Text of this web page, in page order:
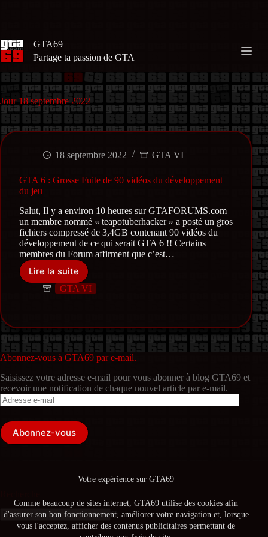
Votre expérience sur GTA69
Comme beaucoup de sites internet, GTA69 utilise des cookies afin
d'assurer son bon fonctionnement, améliorer votre navigation et, lorsque
vous l'acceptez, afficher des contenus publicitaires permettant de
GTA69
Partage ta passion de GTA
Jour18 septembre 2022
18 septembre 2022 GTA VI
GTA 6 : Grosse Fuite de 90 vidéos du développement
du jeu
Salut, Il y a environ 10 heures sur GTAFORUMS.com
un membre nommé « teapotuberhacker » a posté un gros
fichiers compressé de 3,4GB contenant 90 vidéos du
développement de ce qui serait GTA 6 !! Certains
membres du Forum affirment que c’est…
Lire la suite
GTA
6
Grosse
de
90
vidéos
développement
du
jeu
GTA VI
Abonnez-vous à GTA69 par e-mail.
Saisissez votre adresse e-mail pour vous abonner à blog GTA69 et
recevoir une notification de chaque nouvel article par e-mail.
Adresse
e-
Abonnez-vous
Aucun